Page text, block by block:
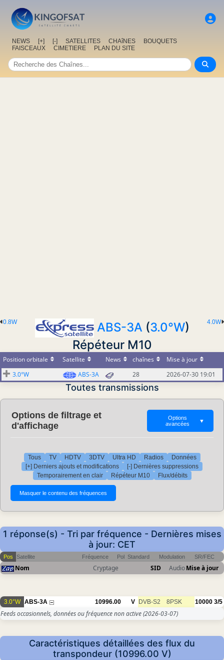
NEWS [+] [-] SATELLITES CHAîNES
BOUQUETS
FAISCEAUX
CIMETIERE PLAN DU SITE
4.0W
0.8W ABS-3A (3.0°W)
Répéteur M10
Position orbitale Satellite News chaînes
Mise à jour
3.0°W
ABS-3A 28 2026-07-30 19:01
Toutes transmissions
Options de filtrage et
d'affichage
Options
avancées
▼
Tous TV HDTV 3DTV Ultra HD Radios
Données
[+] Derniers ajouts et modifications
[-] Dernières suppressions
Temporairement en clair
Répéteur M10 Flux/débits
1 réponse(s) - Tri par fréquence - Dernières mises
à jour: CET
Pos Satellite Fréquence Pol Standard Modulation SR/FEC
Nom Cryptage SID AudioMise à jour
3.0°W ABS-3A 10996.00 V DVB-S2 8PSK 10000 3/5
Feeds occasionnels, données ou fréquence non active(2026-03-07)
Caractéristiques détaillées des flux du
transpondeur (10996.00 V)